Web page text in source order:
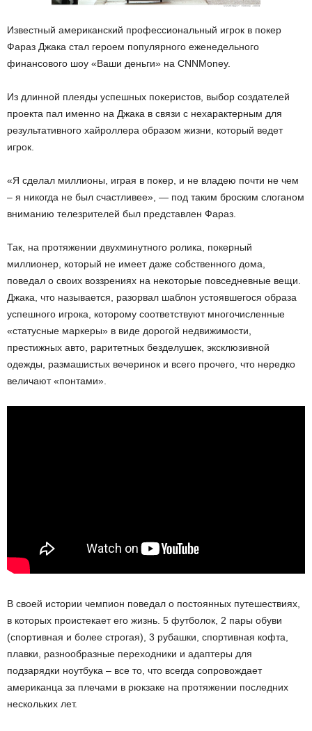
Известный американский профессиональный игрок в покер
Фараз Джака стал героем популярного еженедельного
финансового шоу «Ваши деньги» на CNNMoney.
Из длинной плеяды успешных покеристов, выбор создателей
проекта пал именно на Джака в связи с нехарактерным для
результативного хайроллера образом жизни, который ведет
игрок.
«Я сделал миллионы, играя в покер, и не владею почти не чем
– я никогда не был счастливее», — под таким броским слоганом
вниманию телезрителей был представлен Фараз.
Так, на протяжении двухминутного ролика, покерный
миллионер, который не имеет даже собственного дома,
поведал о своих воззрениях на некоторые повседневные вещи.
Джака, что называется, разорвал шаблон устоявшегося образа
успешного игрока, которому соответствуют многочисленные
«статусные маркеры» в виде дорогой недвижимости,
престижных авто, раритетных безделушек, эксклюзивной
одежды, размашистых вечеринок и всего прочего, что нередко
величают «понтами».
В своей истории чемпион поведал о постоянных путешествиях,
в которых проистекает его жизнь. 5 футболок, 2 пары обуви
(спортивная и более строгая), 3 рубашки, спортивная кофта,
плавки, разнообразные переходники и адаптеры для
подзарядки ноутбука – все то, что всегда сопровождает
американца за плечами в рюкзаке на протяжении последних
нескольких лет.